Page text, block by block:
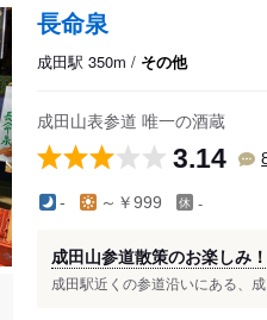
長命泉
成田駅 350m / その他
成田山表参道 唯一の酒蔵
3.14
- ～￥999 -
成田山参道散策のお楽しみ
成田駅近くの参道沿いにある、